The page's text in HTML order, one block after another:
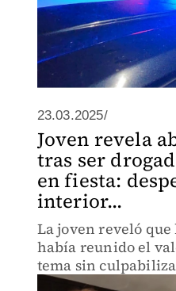
23.03.2025/
Joven revela
tras ser
en fiesta:
interior...
La joven reveló
había reunido el
tema sin